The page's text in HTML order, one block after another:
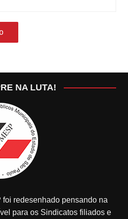
NA LUTA!
redesenhado pensando na
para os Sindicatos filiados e